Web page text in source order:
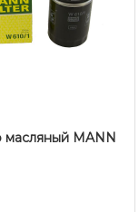
масляный MANN